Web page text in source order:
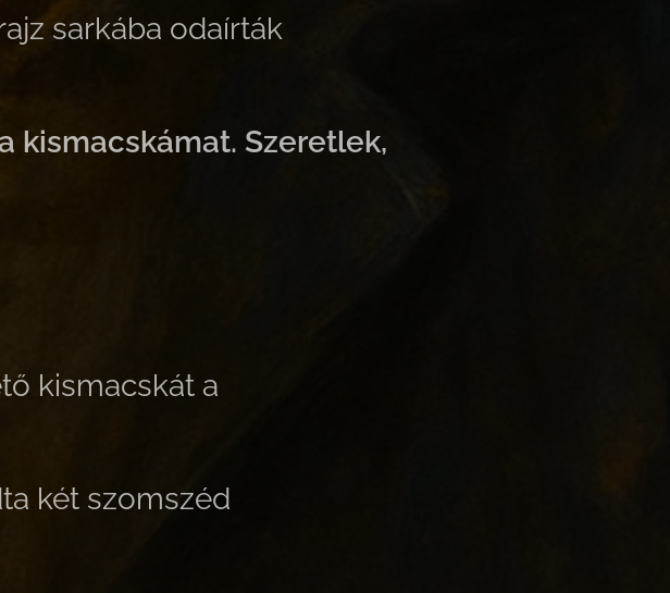
sarkába odaírták
kismacskámat. Szeretlek,
kismacskát a
két szomszéd